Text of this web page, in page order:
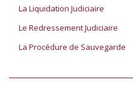
La Liquidation Judiciaire
Le Redressement Judiciaire
La Procédure de Sauvegarde